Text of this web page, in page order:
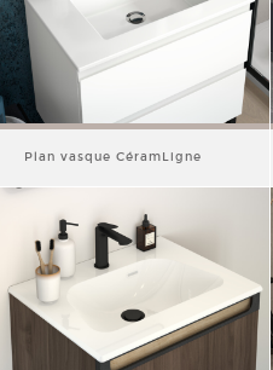
Plan vasque CéramLigne